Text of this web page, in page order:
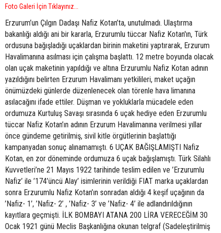
Foto Galeri İçin Tıklayınız...
Erzurum’un Çılgın Dadaşı Nafiz Kotan’ta, unutulmadı. Ulaştırma
bakanlığı aldığı ani bir kararla, Erzurumlu tüccar Nafiz Kotan'ın, Türk
ordusuna bağışladığı uçaklardan birinin maketini yaptırarak, Erzurum
Havalimanına asılması için çalışma başlattı. 12 metre boyunda olacak
olan uçak maketinin yapıldığı ve altına Erzurumlu Nafiz Kotan adının
yazıldığını belirten Erzurum Havalimanı yetkilileri, maket uçağın
önümüzdeki günlerde düzenlenecek olan törenle hava limanına
asılacağını ifade ettiler. Düşman ve yokluklarla mücadele eden
ordumuza Kurtuluş Savaşı sırasında 6 uçak hediye eden Erzurumlu
tüccar Nafiz Kotan’ın adının Erzurum Havalimanına verilmesi yıllar
önce gündeme getirilmiş, sivil kitle örgütlerinin başlattığı
kampanyadan sonuç alınamamıştı. 6 UÇAK BAĞIŞLAMIŞTI Nafiz
Kotan, en zor döneminde ordumuza 6 uçak bağışlamıştı. Türk Silahlı
Kuvvetleri’ne 21 Mayıs 1922 tarihinde teslim edilen ve ’Erzurumlu
Nafiz’ ile ’174’üncü Alay’ isimlerinin verildiği FIAT marka uçaklardan
sonra Erzurumlu Nafiz Kotan’ın sonradan aldığı 4 keşif uçağının da
’Nafiz- 1’, ’Nafiz- 2’ , ’Nafiz- 3’ ve ’Nafiz- 4’ ile adlandırıldığının
kayıtlara geçmişti. İLK BOMBAYI ATANA 200 LİRA VERECEĞİM 30
Ocak 1921 günü Meclis Başkanlığına okunan telgraf (Sadeleştirilmiş